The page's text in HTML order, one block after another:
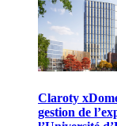
Claroty
gestion de